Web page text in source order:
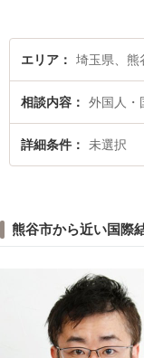
エリア 埼玉県、熊
相談内容 外国人・
詳細条件 未選択
熊谷市から近い国際